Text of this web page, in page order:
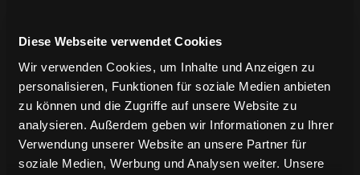
Diese Webseite verwendet Cookies
Wir verwenden Cookies, um Inhalte und Anzeigen zu
personalisieren, Funktionen für soziale Medien anbieten
zu können und die Zugriffe auf unsere Website zu
analysieren. Außerdem geben wir Informationen zu Ihrer
Verwendung unserer Website an unsere Partner für
soziale Medien, Werbung und Analysen weiter. Unsere